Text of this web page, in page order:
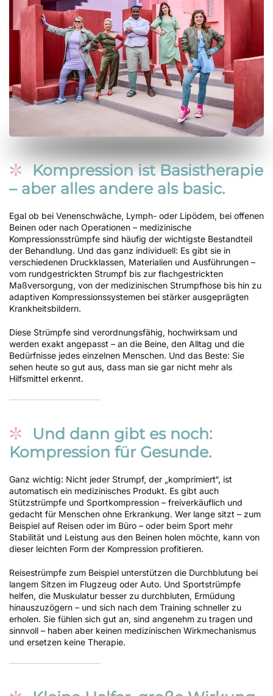
Kompression ist Basistherapie
– aber alles andere als basic.
Egal ob bei Venenschwäche, Lymph- oder Lipödem, bei offenen
Beinen oder nach Operationen – medizinische
Kompressionsstrümpfe sind häufig der wichtigste Bestandteil
der Behandlung. Und das ganz individuell: Es gibt sie in
verschiedenen Druckklassen, Materialien und Ausführungen –
vom rundgestrickten Strumpf bis zur flachgestrickten
Maßversorgung, von der medizinischen Strumpfhose bis hin zu
adaptiven Kompressionssystemen bei stärker ausgeprägten
Krankheitsbildern.
Diese Strümpfe sind verordnungsfähig, hochwirksam und
werden exakt angepasst – an die Beine, den Alltag und die
Bedürfnisse jedes einzelnen Menschen. Und das Beste: Sie
sehen heute so gut aus, dass man sie gar nicht mehr als
Hilfsmittel erkennt.
Und dann gibt es noch:
Kompression für Gesunde.
Ganz wichtig: Nicht jeder Strumpf, der „komprimiert“, ist
automatisch ein medizinisches Produkt. Es gibt auch
Stützstrümpfe und Sportkompression – freiverkäuflich und
gedacht für Menschen ohne Erkrankung. Wer lange sitzt – zum
Beispiel auf Reisen oder im Büro – oder beim Sport mehr
Stabilität und Leistung aus den Beinen holen möchte, kann von
dieser leichten Form der Kompression profitieren.
Reisestrümpfe zum Beispiel unterstützen die Durchblutung bei
langem Sitzen im Flugzeug oder Auto. Und Sportstrümpfe
helfen, die Muskulatur besser zu durchbluten, Ermüdung
hinauszuzögern – und sich nach dem Training schneller zu
erholen. Sie fühlen sich gut an, sind angenehm zu tragen und
sinnvoll – haben aber keinen medizinischen Wirkmechanismus
und ersetzen keine Therapie.